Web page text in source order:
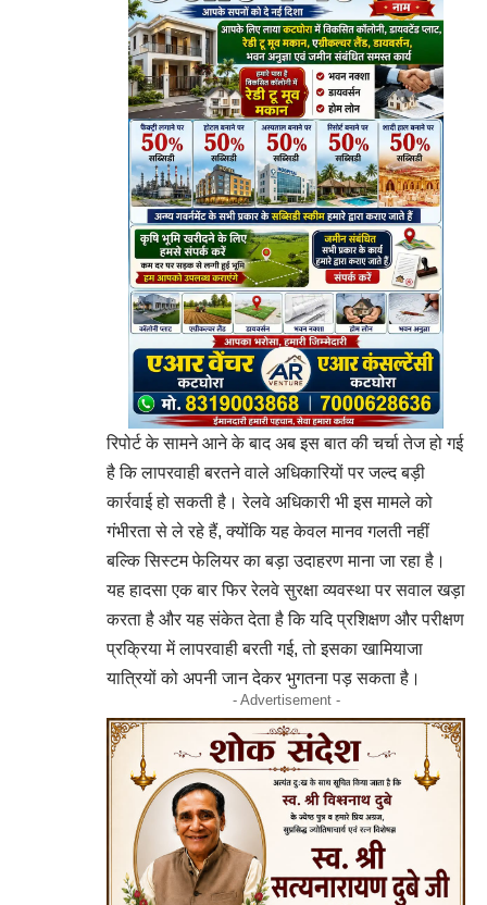
रिपोर्ट के सामने आने के बाद अब इस बात की चर्चा तेज हो गई
है कि लापरवाही बरतने वाले अधिकारियों पर जल्द बड़ी
कार्रवाई हो सकती है। रेलवे अधिकारी भी इस मामले को
गंभीरता से ले रहे हैं, क्योंकि यह केवल मानव गलती नहीं
बल्कि सिस्टम फेलियर का बड़ा उदाहरण माना जा रहा है।
यह हादसा एक बार फिर रेलवे सुरक्षा व्यवस्था पर सवाल खड़ा
करता है और यह संकेत देता है कि यदि प्रशिक्षण और परीक्षण
प्रक्रिया में लापरवाही बरती गई, तो इसका खामियाजा
यात्रियों को अपनी जान देकर भुगतना पड़ सकता है।
- Advertisement -